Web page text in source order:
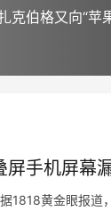
克伯格又向“苹
屏手机屏幕
1818黄金眼报道